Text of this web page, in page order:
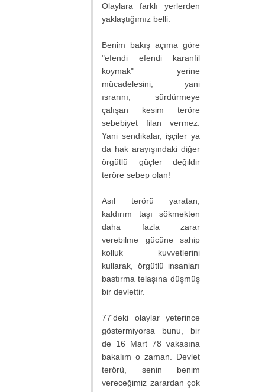
Olaylara farklı yerlerden
yaklaştığımız belli.
Benim bakış açıma göre
"efendi efendi karanfil
koymak" yerine
mücadelesini, yani
ısrarını, sürdürmeye
çalışan kesim teröre
sebebiyet filan vermez.
Yani sendikalar, işçiler ya
da hak arayışındaki diğer
örgütlü güçler değildir
teröre sebep olan!
Asıl terörü yaratan,
kaldırım taşı sökmekten
daha fazla zarar
verebilme gücüne sahip
kolluk kuvvetlerini
kullarak, örgütlü insanları
bastırma telaşına düşmüş
bir devlettir.
77'deki olaylar yeterince
göstermiyorsa bunu, bir
de 16 Mart 78 vakasına
bakalım o zaman. Devlet
terörü, senin benim
vereceğimiz zarardan çok